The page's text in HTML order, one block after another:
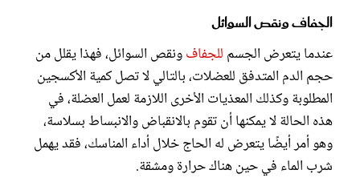
الجفاف ونقص السوائل
عندما يتعرض الجسم للجفافونقص السوائل، فهذا يقلل من
حجم الدم المتدفق للعضلات، بالتالي لا تصل كمية الأكسجين
المطلوبة وكذلك المعذيات الأخرى اللازمة لعمل العضلة، في
هذه الحالة لا يمكنها أن تقوم بالانقباض والانبساط بسلاسة،
وهو أمر أيضًا يتعرض له الحاج خلال أداء المناسك، فقد يهمل
شرب الماء في حين هناك حرارة ومشقة.